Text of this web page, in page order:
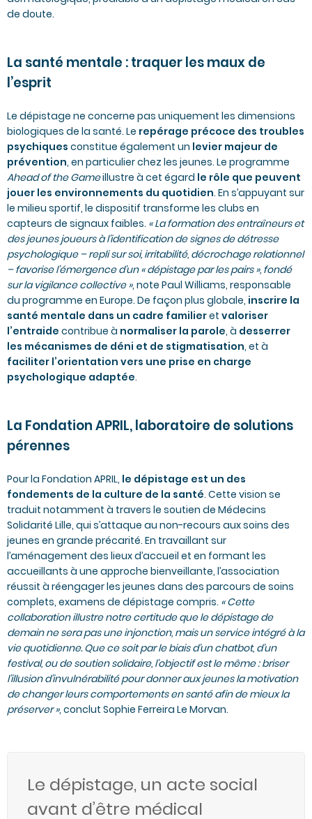
de doute.
La santé mentale : traquer les maux de
l’esprit
Le dépistage ne concerne pas uniquement les dimensions
biologiques de la santé. Le repérage précoce des troubles
psychiques constitue également un levier majeur de
prévention, en particulier chez les jeunes. Le programme
Ahead of the Gameillustre à cet égard le rôle que peuvent
jouer les environnements du quotidien. En s’appuyant sur
le milieu sportif, le dispositif transforme les clubs en
capteurs de signaux faibles. « La formation des entraîneurs et
des jeunes joueurs à l’identification de signes de détresse
psychologique – repli sur soi, irritabilité, décrochage relationnel
– favorise l’émergence d’un « dépistage par les pairs », fondé
sur la vigilance collective », note Paul Williams, responsable
du programme en Europe. De façon plus globale, inscrire la
santé mentale dans un cadre familieret valoriser
l’entraide contribue à normaliser la parole, à desserrer
les mécanismes de déni et de stigmatisation, et à
faciliter l’orientation vers une prise en charge
psychologique adaptée.
La Fondation APRIL, laboratoire de solutions
pérennes
Pour la Fondation APRIL, le dépistage est un des
fondements de la culture de la santé. Cette vision se
traduit notamment à travers le soutien de Médecins
Solidarité Lille, qui s’attaque au non-recours aux soins des
jeunes en grande précarité. En travaillant sur
l’aménagement des lieux d’accueil et en formant les
accueillants à une approche bienveillante, l’association
réussit à réengager les jeunes dans des parcours de soins
complets, examens de dépistage compris. « Cette
collaboration illustre notre certitude que le dépistage de
demain ne sera pas une injonction, mais un service intégré à la
vie quotidienne. Que ce soit par le biais d’un chatbot, d’un
festival, ou de soutien solidaire, l’objectif est le même : briser
l’illusion d’invulnérabilité pour donner aux jeunes la motivation
de changer leurs comportements en santé afin de mieux la
préserver », conclut Sophie Ferreira Le Morvan.
Le dépistage, un acte social
avant d’être médical